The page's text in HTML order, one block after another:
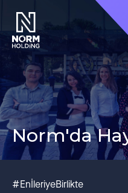
Norm'da
#EnİleriyeBirlikte